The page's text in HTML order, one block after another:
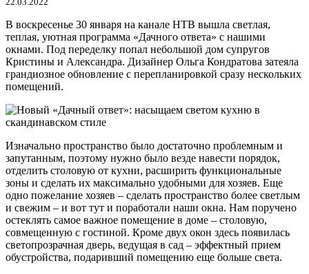
В воскресенье 30 января на канале НТВ вышла светлая,
теплая, уютная программа «Дачного ответа» с нашими
окнами. Под переделку попал небольшой дом супругов
Кристины и Александра. Дизайнер Ольга Кондратова затеяла
грандиозное обновление с перепланировкой сразу нескольких
помещений.
Изначально пространство было достаточно проблемным и
запутанным, поэтому нужно было везде навести порядок,
отделить столовую от кухни, расширить функциональные
зоны и сделать их максимально удобными для хозяев. Еще
одно пожелание хозяев – сделать пространство более светлым
и свежим – и вот тут и поработали наши окна. Нам поручено
остеклять самое важное помещение в доме – столовую,
совмещенную с гостиной. Кроме двух окон здесь появилась
светопрозрачная дверь, ведущая в сад – эффектный прием
обустройства, подаривший помещению еще больше света.